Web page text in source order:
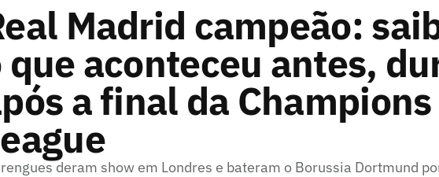
Madrid campeão:
que aconteceu antes,
a final da Champions
deram show em Londres e bateram o Borussia Dortmund